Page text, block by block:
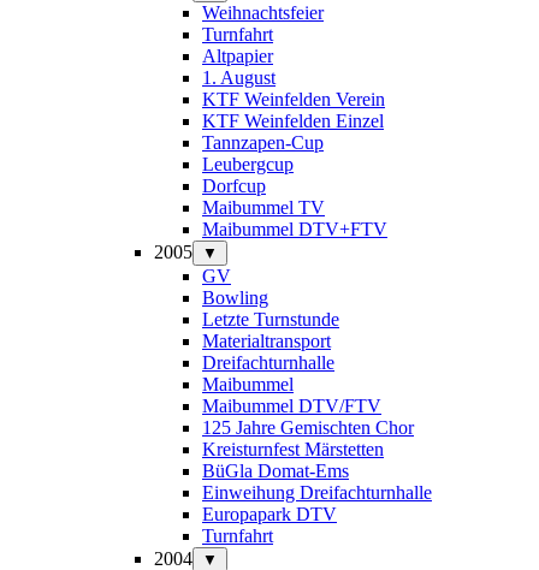
Weihnachtsfeier
Turnfahrt
Altpapier
1. August
KTF Weinfelden Verein
KTF Weinfelden Einzel
Tannzapen-Cup
Leubergcup
Dorfcup
Maibummel TV
Maibummel DTV+FTV
2005
▼
GV
Bowling
Letzte Turnstunde
Materialtransport
Dreifachturnhalle
Maibummel
Maibummel DTV/FTV
125 Jahre Gemischten Chor
Kreisturnfest Märstetten
BüGla Domat-Ems
Einweihung Dreifachturnhalle
Europapark DTV
Turnfahrt
2004
▼